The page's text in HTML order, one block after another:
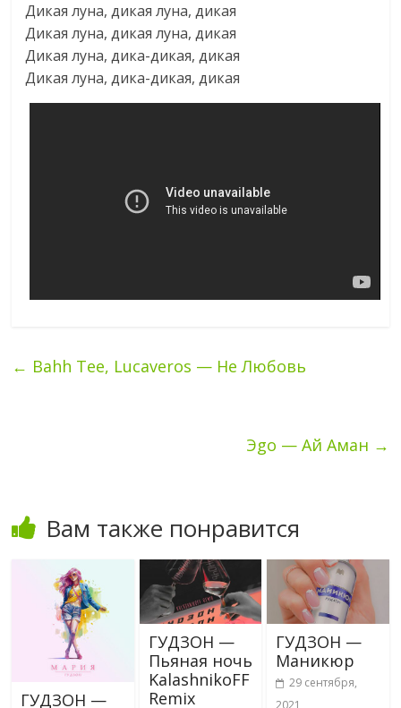
Дикая луна, дикая луна, дикая
Дикая луна, дикая луна, дикая
Дикая луна, дика-дикая, дикая
Дикая луна, дика-дикая, дикая
← Bahh Tee, Lucaveros — Не Любовь
Эgo — Ай Аман →
Вам также понравится
ГУДЗОН —
ГУДЗОН —
Пьяная ночь
KalashnikoFF
Remix
ГУДЗОН —
Маникюр
29 сентября,
2021